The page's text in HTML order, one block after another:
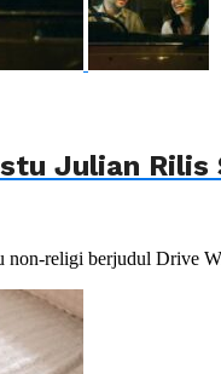
Julian
religi berjudul Drive